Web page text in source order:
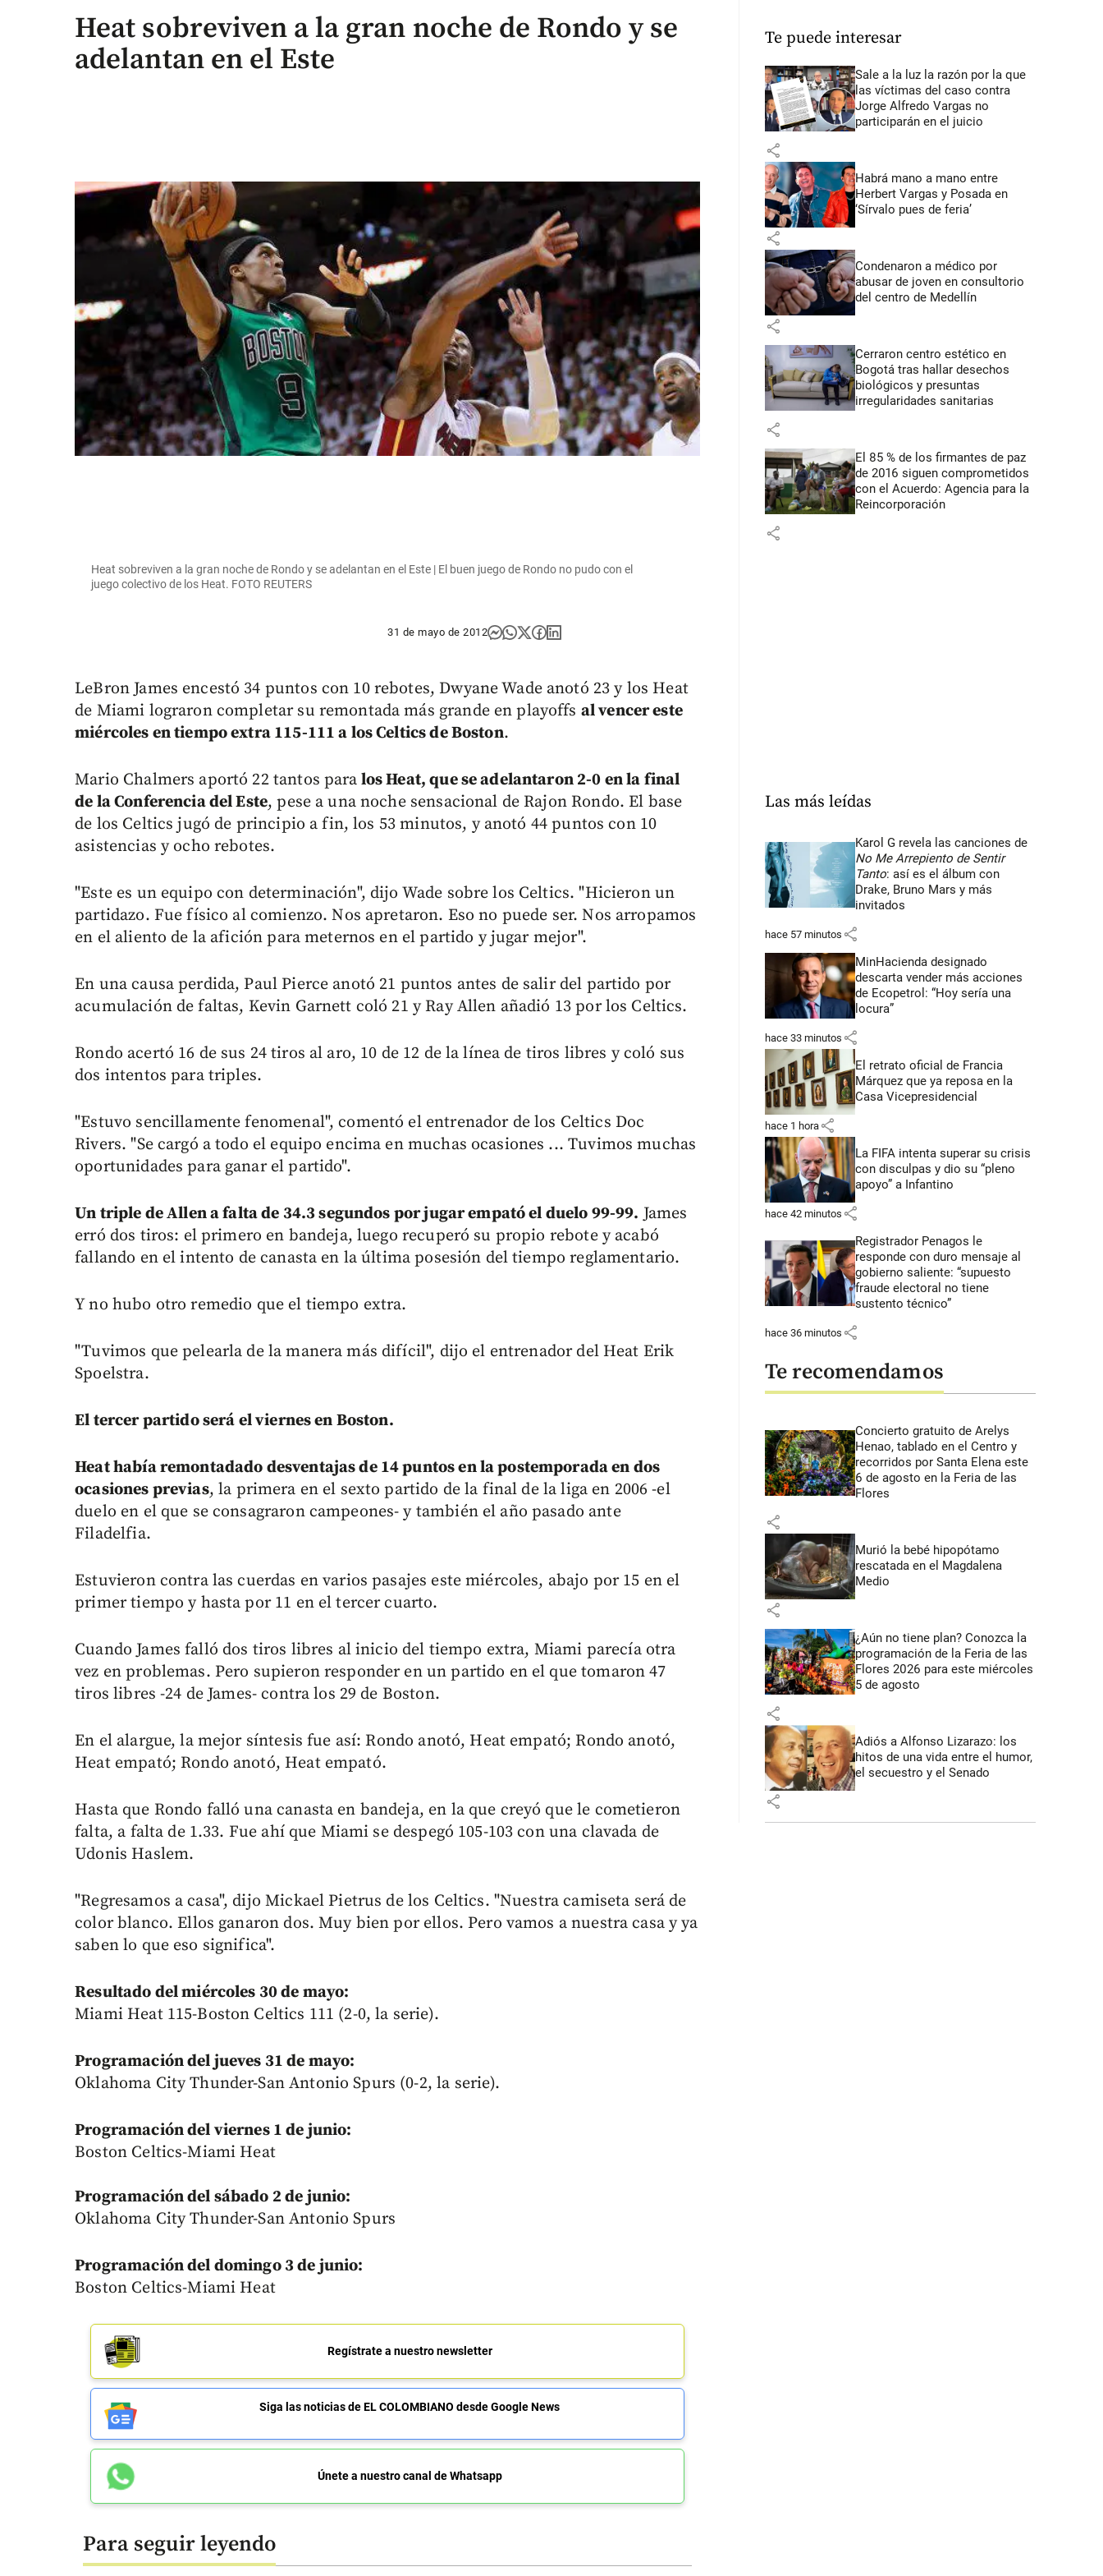
Heat sobreviven a la gran noche de Rondo y se
adelantan en el Este
Heat sobreviven a la gran noche de Rondo y se adelantan en el Este | El buen juego de Rondo no pudo con el
juego colectivo de los Heat. FOTO REUTERS
31 de mayo de 2012
LeBron James encestó 34 puntos con 10 rebotes, Dwyane Wade anotó 23 y los Heat
de Miami lograron completar su remontada más grande en playoffs al vencer este
miércoles en tiempo extra 115-111 a los Celtics de Boston.
Mario Chalmers aportó 22 tantos para los Heat, que se adelantaron 2-0 en la final
de la Conferencia del Este, pese a una noche sensacional de Rajon Rondo. El base
de los Celtics jugó de principio a fin, los 53 minutos, y anotó 44 puntos con 10
asistencias y ocho rebotes.
"Este es un equipo con determinación", dijo Wade sobre los Celtics. "Hicieron un
partidazo. Fue físico al comienzo. Nos apretaron. Eso no puede ser. Nos arropamos
en el aliento de la afición para meternos en el partido y jugar mejor".
En una causa perdida, Paul Pierce anotó 21 puntos antes de salir del partido por
acumulación de faltas, Kevin Garnett coló 21 y Ray Allen añadió 13 por los Celtics.
Rondo acertó 16 de sus 24 tiros al aro, 10 de 12 de la línea de tiros libres y coló sus
dos intentos para triples.
"Estuvo sencillamente fenomenal", comentó el entrenador de los Celtics Doc
Rivers. "Se cargó a todo el equipo encima en muchas ocasiones ... Tuvimos muchas
oportunidades para ganar el partido".
Un triple de Allen a falta de 34.3 segundos por jugar empató el duelo 99-99. James
erró dos tiros: el primero en bandeja, luego recuperó su propio rebote y acabó
fallando en el intento de canasta en la última posesión del tiempo reglamentario.
Y no hubo otro remedio que el tiempo extra.
"Tuvimos que pelearla de la manera más difícil", dijo el entrenador del Heat Erik
Spoelstra.
El tercer partido será el viernes en Boston.
Heat había remontadado desventajas de 14 puntos en la postemporada en dos
ocasiones previas, la primera en el sexto partido de la final de la liga en 2006 -el
duelo en el que se consagraron campeones- y también el año pasado ante
Filadelfia.
Estuvieron contra las cuerdas en varios pasajes este miércoles, abajo por 15 en el
primer tiempo y hasta por 11 en el tercer cuarto.
Cuando James falló dos tiros libres al inicio del tiempo extra, Miami parecía otra
vez en problemas. Pero supieron responder en un partido en el que tomaron 47
tiros libres -24 de James- contra los 29 de Boston.
En el alargue, la mejor síntesis fue así: Rondo anotó, Heat empató; Rondo anotó,
Heat empató; Rondo anotó, Heat empató.
Hasta que Rondo falló una canasta en bandeja, en la que creyó que le cometieron
falta, a falta de 1.33. Fue ahí que Miami se despegó 105-103 con una clavada de
Udonis Haslem.
"Regresamos a casa", dijo Mickael Pietrus de los Celtics. "Nuestra camiseta será de
color blanco. Ellos ganaron dos. Muy bien por ellos. Pero vamos a nuestra casa y ya
saben lo que eso significa".
Resultado del miércoles 30 de mayo:
Miami Heat 115-Boston Celtics 111 (2-0, la serie).
Programación del jueves 31 de mayo:
Oklahoma City Thunder-San Antonio Spurs (0-2, la serie).
Programación del viernes 1 de junio:
Boston Celtics-Miami Heat
Programación del sábado 2 de junio:
Oklahoma City Thunder-San Antonio Spurs
Programación del domingo 3 de junio:
Boston Celtics-Miami Heat
Regístrate a nuestro newsletter
Siga las noticias de EL COLOMBIANO desde Google News
Únete a nuestro canal de Whatsapp
Para seguir leyendo
Te puede interesar
Sale a la luz la razón por la que
las víctimas del caso contra
Jorge Alfredo Vargas no
participarán en el juicio
share
Habrá mano a mano entre
Herbert Vargas y Posada en
‘Sírvalo pues de feria’
share
Condenaron a médico por
abusar de joven en consultorio
del centro de Medellín
share
Cerraron centro estético en
Bogotá tras hallar desechos
biológicos y presuntas
irregularidades sanitarias
share
El 85 % de los firmantes de paz
de 2016 siguen comprometidos
con el Acuerdo: Agencia para la
Reincorporación
share
Las más leídas
Karol G revela las canciones de
No Me Arrepiento de Sentir
Tanto: así es el álbum con
Drake, Bruno Mars y más
invitados
hace 57 minutos share
MinHacienda designado
descarta vender más acciones
de Ecopetrol: “Hoy sería una
locura”
hace 33 minutos share
El retrato oficial de Francia
Márquez que ya reposa en la
Casa Vicepresidencial
hace 1 hora share
La FIFA intenta superar su crisis
con disculpas y dio su “pleno
apoyo” a Infantino
hace 42 minutos share
Registrador Penagos le
responde con duro mensaje al
gobierno saliente: “supuesto
fraude electoral no tiene
sustento técnico”
hace 36 minutos share
Te recomendamos
Concierto gratuito de Arelys
Henao, tablado en el Centro y
recorridos por Santa Elena este
6 de agosto en la Feria de las
Flores
share
Murió la bebé hipopótamo
rescatada en el Magdalena
Medio
share
¿Aún no tiene plan? Conozca la
programación de la Feria de las
Flores 2026 para este miércoles
5 de agosto
share
Adiós a Alfonso Lizarazo: los
hitos de una vida entre el humor,
el secuestro y el Senado
share